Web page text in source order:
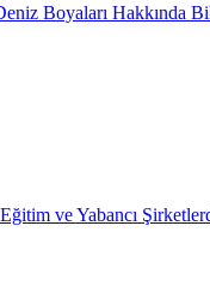
Boyaları Hakkında
ve Yabancı